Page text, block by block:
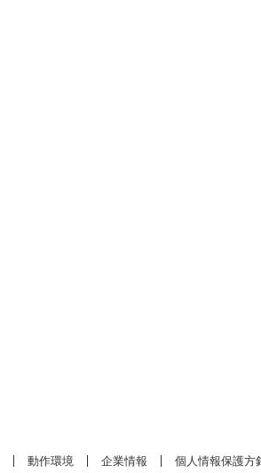
動作環境 企業情報 個人情報保護方